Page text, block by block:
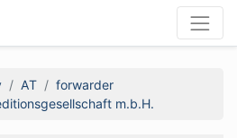
AT
forwarder
m.b.H.